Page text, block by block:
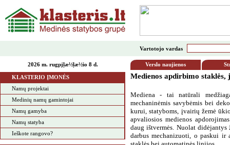
Vartotojo vardas
2026 m. rugpjļæ½ļæ½io 8 d. Verslo naujienos
KLASTERIO ĮMONĖS
Namų projektai
Medinių namų gamintojai
Namų gamyba
Namų statyba
Ieškote rangovo?
Medienos apdirbimo
Mediena - tai natūrali
mechaninėmis savybėmis bei
kurui, statyboms, įvairių žemė
apvaliosios medienos apdorojimas
daug ištvermės. Nuolat
darbus mechanizuoti, o paskui ir